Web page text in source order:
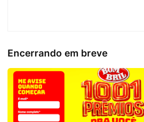
Encerrando em breve